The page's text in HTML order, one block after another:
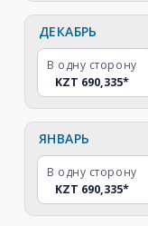
ДЕКАБРЬ
В одну сторону
KZT 690,335*
ЯНВАРЬ
В одну сторону
KZT 690,335*